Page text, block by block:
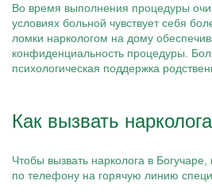
Во время выполнения процедуры
условиях больной чувствует себя
ломки наркологом на дому
конфиденциальность процедуры.
психологическая поддержка
Как вызвать
Чтобы вызвать нарколога в
по телефону на горячую линию